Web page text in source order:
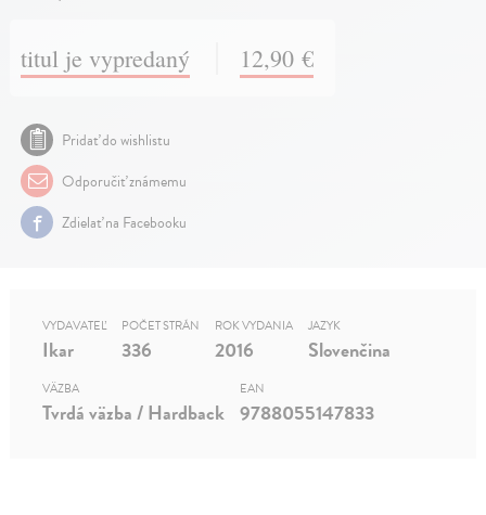
titul je vypredaný 12,90 €
Pridať do wishlistu
Odporučiť známemu
Zdielať na Facebooku
VYDAVATEĽ
Ikar
POČET STRÁN
336
ROK VYDANIA
2016
JAZYK
Slovenčina
VÄZBA
Tvrdá väzba / Hardback
EAN
9788055147833